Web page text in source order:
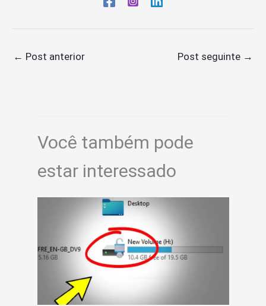
← Post anterior Post seguinte →
Você também pode
estar interessado